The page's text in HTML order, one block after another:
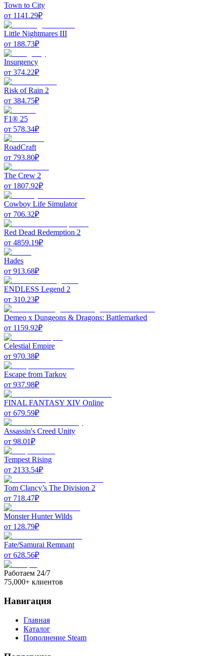
Town to City
от 1141.29₽
Little Nightmares III
от 188.73₽
Insurgency
от 374.22₽
Risk of Rain 2
от 384.75₽
F1® 25
от 578.34₽
RoadCraft
от 793.80₽
The Crew 2
от 1807.92₽
Cowboy Life Simulator
от 706.32₽
Red Dead Redemption 2
от 4859.19₽
Hades
от 913.68₽
ENDLESS Legend 2
от 310.23₽
Demeo x Dungeons & Dragons: Battlemarked
от 1159.92₽
Celestial Empire
от 970.38₽
Escape from Tarkov
от 937.98₽
FINAL FANTASY XIV Online
от 679.59₽
Assassin's Creed Unity
от 98.01₽
Tempest Rising
от 2133.54₽
Tom Clancy’s The Division 2
от 718.47₽
Monster Hunter Wilds
от 128.79₽
Fate/Samurai Remnant
от 628.56₽
Работаем 24/7
75,000+ клиентов
Навигация
Главная
Каталог
Пополнение Steam